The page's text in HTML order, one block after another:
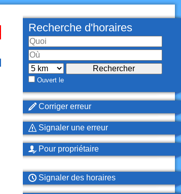
Recherche d'horaires
Ouvert le
Corriger erreur
Signaler une erreur
Pour propriétaire
Signaler des horaires